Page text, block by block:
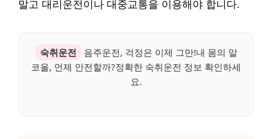
말고 대리운전이나 대중교통을 이용해야 합니다.
숙취운전
음주운전, 걱정은 이제 그만!내 몸의 알
코올, 언제 안전할까?정확한 숙취운전 정보 확인하세
요.